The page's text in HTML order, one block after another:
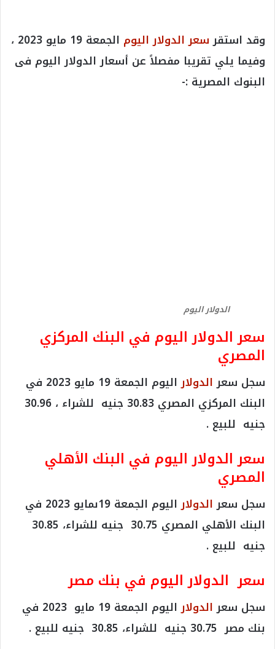
وقد استقرسعر الدولار اليوم
الجمعة 19 مايو 2023 ،
وفيما يلي تقريبا مفصلاً عن أسعار الدولار اليوم فى
البنوك المصرية :-
الدولار اليوم
سعر الدولار اليوم في البنك المركزي
المصري
سجل سعرالدولار
اليوم الجمعة 19 مايو 2023 في
البنك المركزي المصري 30.83 جنيه للشراء ، 30.96
جنيه للبيع .
سعر الدولار اليوم في البنك الأهلي
المصري
سجل سعرالدولار
اليوم الجمعة 19ىمايو 2023 في
البنك الأهلي المصري 30.75 جنيه للشراء، 30.85
جنيه للبيع .
سعر الدولار اليوم في بنك مصر
سجل سعرالدولار
اليوم الجمعة 19 مايو 2023 في
بنك مصر 30.75 جنيه للشراء، 30.85 جنيه للبيع .